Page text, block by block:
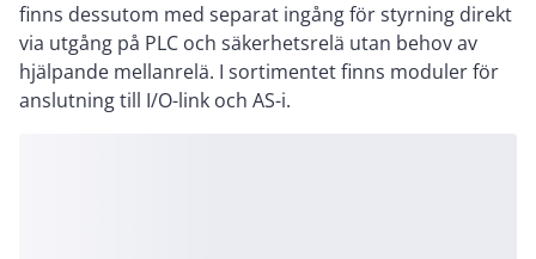
finns dessutom med separat ingång för styrning direkt
via utgång på PLC och säkerhetsrelä utan behov av
hjälpande mellanrelä. I sortimentet finns moduler för
anslutning till I/O-link och AS-i.